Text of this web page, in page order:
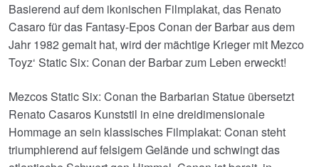
Basierend auf dem ikonischen Filmplakat, das Renato
Casaro für das Fantasy-Epos Conan der Barbar aus dem
Jahr 1982 gemalt hat, wird der mächtige Krieger mit Mezco
Toyz‘ Static Six: Conan der Barbar zum Leben erweckt!
Mezcos Static Six: Conan the Barbarian Statue übersetzt
Renato Casaros Kunststil in eine dreidimensionale
Hommage an sein klassisches Filmplakat: Conan steht
triumphierend auf felsigem Gelände und schwingt das